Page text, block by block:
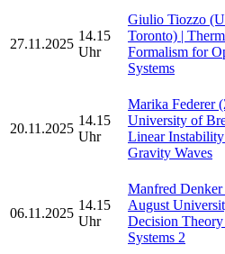
27.11.2025
14.15
Uhr
Giulio Tiozzo
Toronto) |
Formalism for
Systems
20.11.2025
14.15
Uhr
Marika Federer
University of
Linear
Gravity Waves
06.11.2025
14.15
Uhr
Manfred
August
Decision
Systems 2